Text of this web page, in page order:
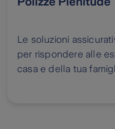
Le soluzioni
per rispondere alle
casa e della tua